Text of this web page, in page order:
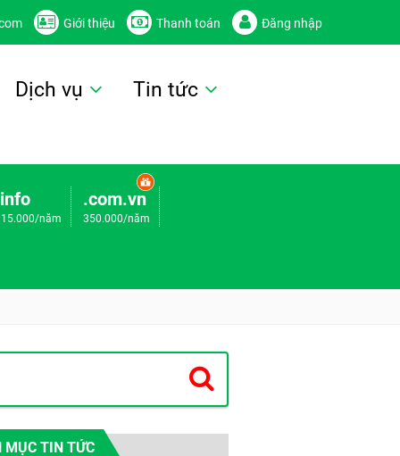
Giới thiệu Thanh toán Đăng nhập
Dịch vụ
Tin tức
năm
.com.vn
350.000/năm
MỤC TIN TỨC